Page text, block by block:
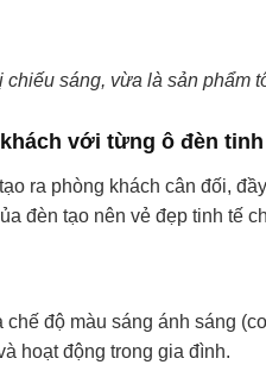
sáng, vừa là sản phẩm
với từng ô đèn
ra phòng khách cân đối,
đèn tạo nên vẻ đẹp tinh tế
độ màu sáng ánh sáng
hoạt động trong gia đình.